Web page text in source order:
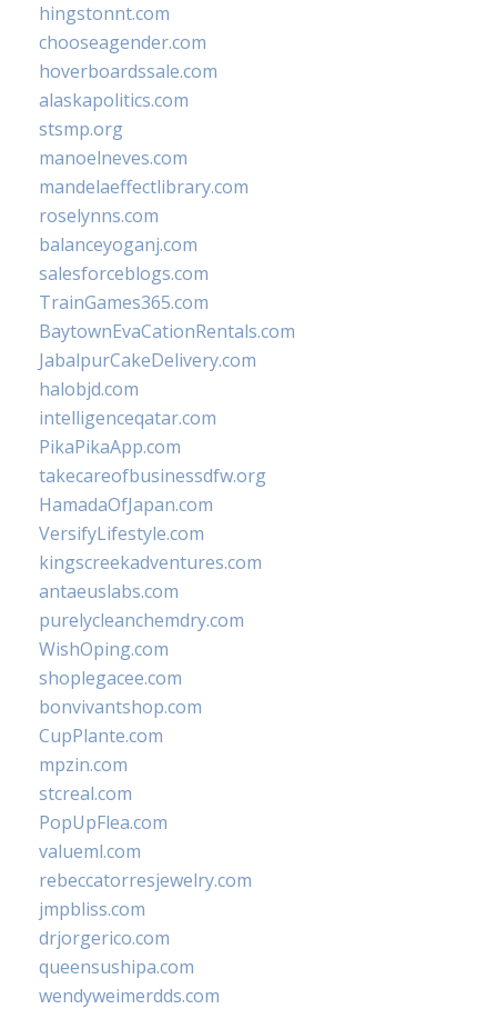
hingstonnt.com
chooseagender.com
hoverboardssale.com
alaskapolitics.com
stsmp.org
manoelneves.com
mandelaeffectlibrary.com
roselynns.com
balanceyoganj.com
salesforceblogs.com
TrainGames365.com
BaytownEvaCationRentals.com
JabalpurCakeDelivery.com
halobjd.com
intelligenceqatar.com
PikaPikaApp.com
takecareofbusinessdfw.org
HamadaOfJapan.com
VersifyLifestyle.com
kingscreekadventures.com
antaeuslabs.com
purelycleanchemdry.com
WishOping.com
shoplegacee.com
bonvivantshop.com
CupPlante.com
mpzin.com
stcreal.com
PopUpFlea.com
valueml.com
rebeccatorresjewelry.com
jmpbliss.com
drjorgerico.com
queensushipa.com
wendyweimerdds.com